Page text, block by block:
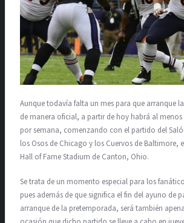
Aunque todavía falta un mes para que arranque
de manera oficial, a partir de hoy habrá al menos
por semana, comenzando con el partido del
los Osos de Chicago y los Cuervos de Baltimore,
Hall of Fame Stadium de Canton, Ohio.
Se trata de un momento especial para los
pues además de que significa el fin del ayuno de
arranque de la pretemporada, será también